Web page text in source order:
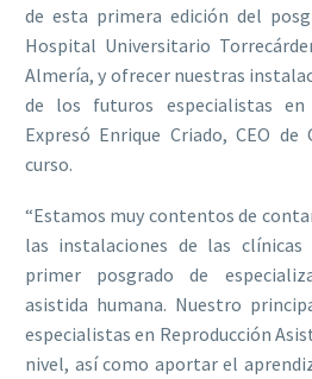
de esta primera edición del
Hospital Universitario
Almería, y ofrecer nuestras
de los futuros especialistas en
Expresó Enrique Criado, CEO
curso.
“Estamos muy contentos de
las instalaciones de las
primer posgrado de
asistida humana. Nuestro
especialistas en Reproducción
nivel, así como aportar el